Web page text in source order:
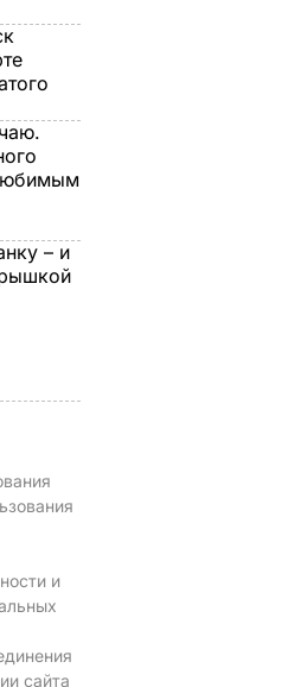
без
наши
– и
и
сайта